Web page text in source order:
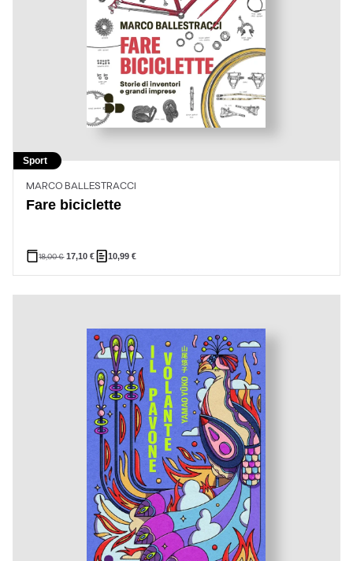
Sport
MARCO BALLESTRACCI
Fare biciclette
18,00€ 17,10€ 10,99 €